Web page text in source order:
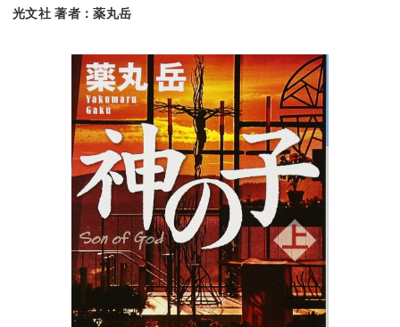
光文社 著者：薬丸岳